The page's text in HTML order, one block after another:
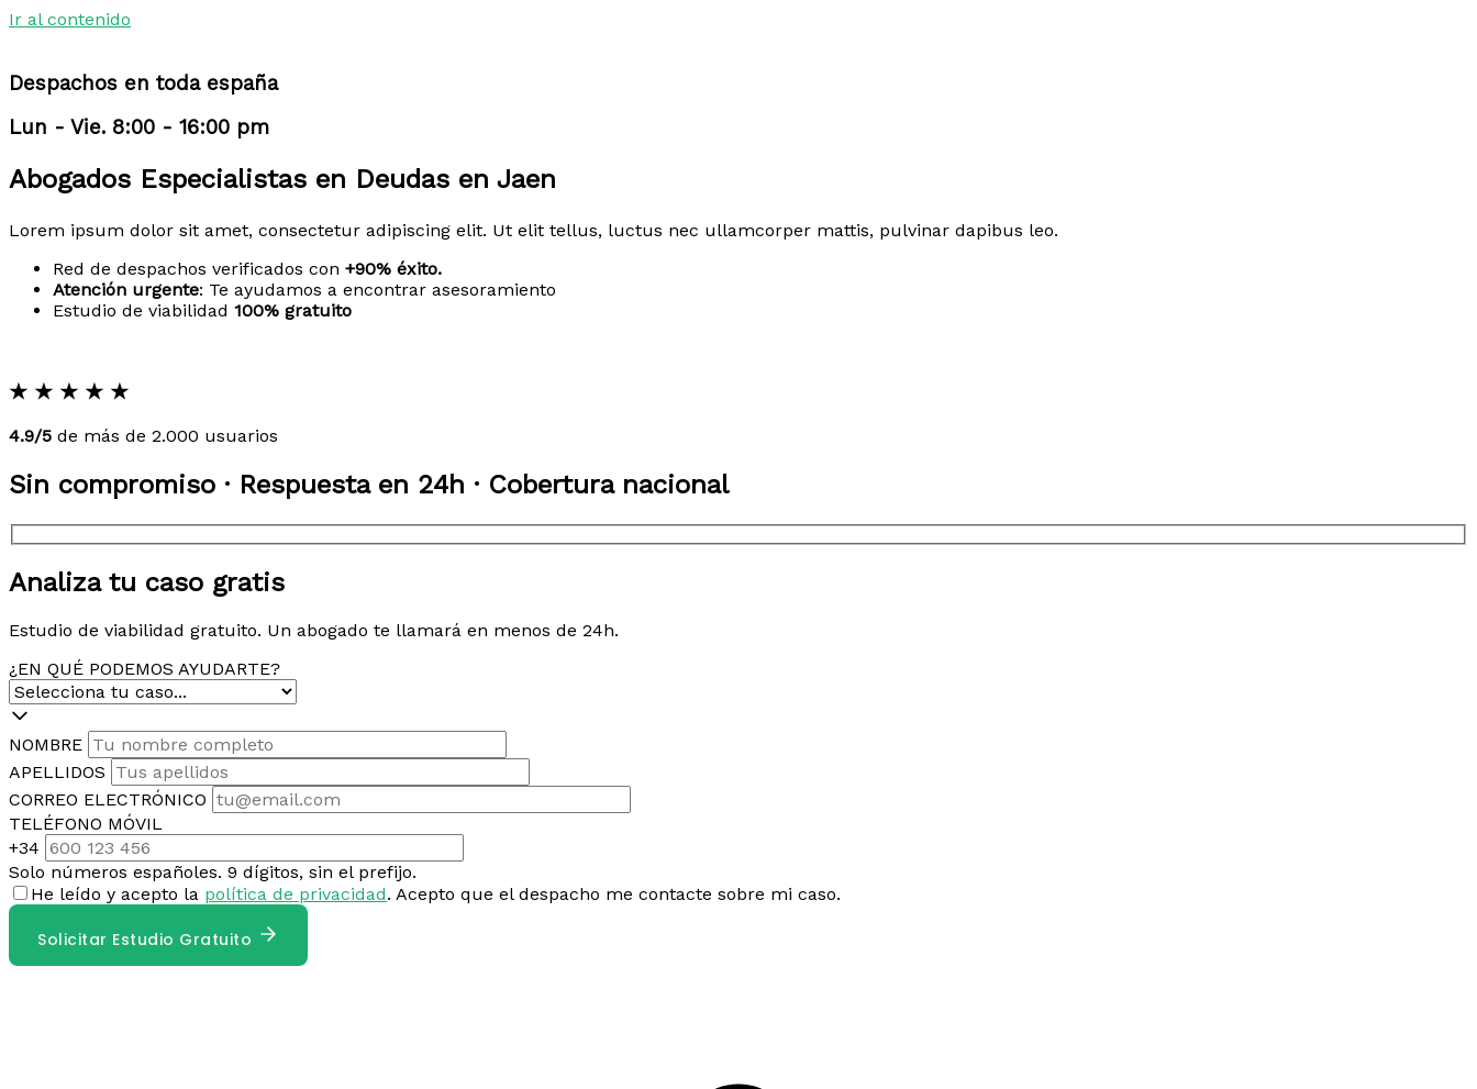
Ir al contenido
Despachos en toda españa
Lun - Vie. 8:00 - 16:00 pm
Abogados Especialistas en Deudas en Jaen
Lorem ipsum dolor sit amet, consectetur adipiscing elit. Ut elit tellus, luctus nec ullamcorper mattis, pulvinar dapibus leo.
Red de despachos verificados con +90% éxito.
Atención urgente: Te ayudamos a encontrar asesoramiento
Estudio de viabilidad 100% gratuito
★ ★ ★ ★ ★
4.9/5 de más de 2.000 usuarios
Sin compromiso · Respuesta en 24h · Cobertura nacional
Analiza tu caso gratis
Estudio de viabilidad gratuito. Un abogado te llamará en menos de 24h.
¿EN QUÉ PODEMOS AYUDARTE?
NOMBRE
APELLIDOS
CORREO ELECTRÓNICO
TELÉFONO MÓVIL
+34
Solo números españoles. 9 dígitos, sin el prefijo.
He leído y acepto la política de privacidad. Acepto que el despacho me contacte sobre mi caso.
Solicitar Estudio Gratuito